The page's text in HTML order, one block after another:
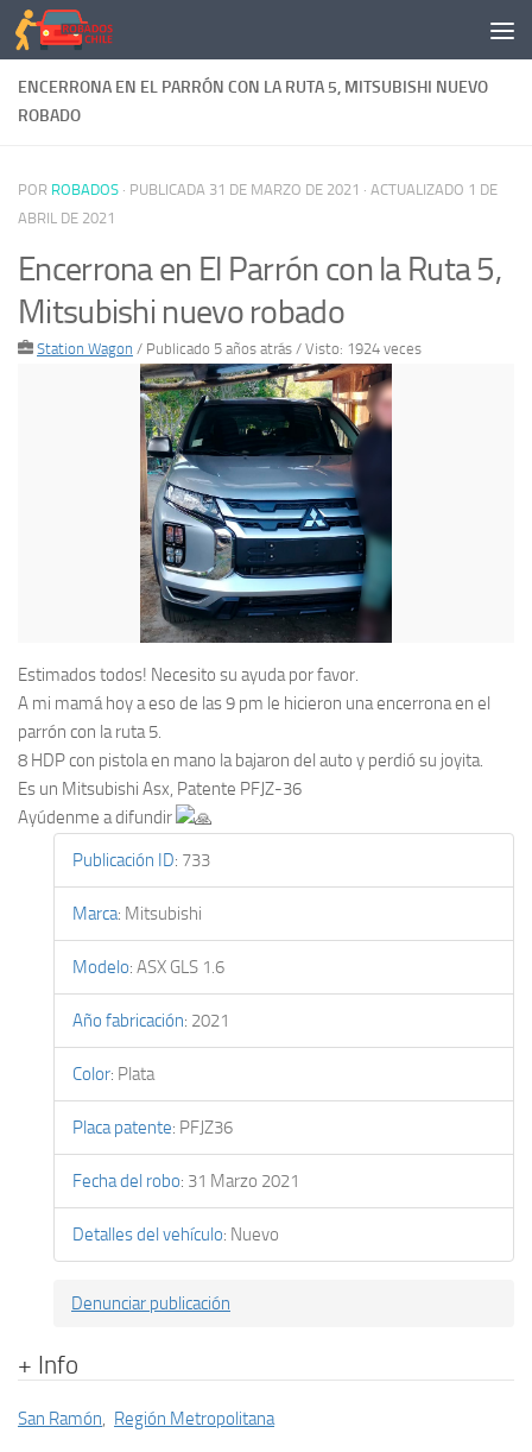
Saltar al contenido
ENCERRONA EN EL PARRÓN CON LA RUTA 5, MITSUBISHI NUEVO
ROBADO
POR ROBADOS · PUBLICADA 31 DE MARZO DE 2021 · ACTUALIZADO 1 DE
ABRIL DE 2021
Encerrona en El Parrón con la Ruta 5,
Mitsubishi nuevo robado
Station Wagon / Publicado 5 años atrás / Visto: 1924 veces
Estimados todos! Necesito su ayuda por favor.
A mi mamá hoy a eso de las 9 pm le hicieron una encerrona en el
parrón con la ruta 5.
8 HDP con pistola en mano la bajaron del auto y perdió su joyita.
Es un Mitsubishi Asx, Patente PFJZ-36
Ayúdenme a difundir
Publicación ID: 733
Marca: Mitsubishi
Modelo: ASX GLS 1.6
Año fabricación: 2021
Color: Plata
Placa patente: PFJZ36
Fecha del robo: 31 Marzo 2021
Detalles del vehículo: Nuevo
Denunciar publicación
+ Info
San Ramón, Región Metropolitana